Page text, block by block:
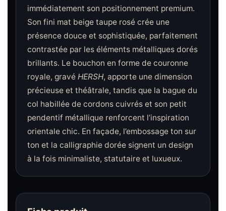
immédiatement son positionnement premium.
Son fini mat beige taupe rosé crée une
présence douce et sophistiquée, parfaitement
contrastée par les éléments métalliques dorés
brillants. Le bouchon en forme de couronne
royale, gravé HERSH, apporte une dimension
précieuse et théâtrale, tandis que la bague du
col habillée de cordons cuivrés et son petit
pendentif métallique renforcent l’inspiration
orientale chic. En façade, l’embossage ton sur
ton et la calligraphie dorée signent un design
à la fois minimaliste, statutaire et luxueux.